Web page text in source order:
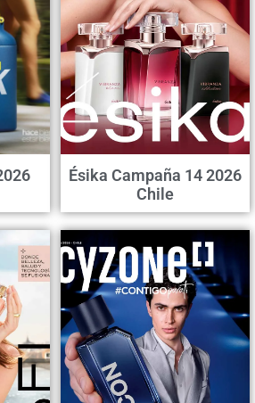
Ésika Campaña 14 2026
Chile